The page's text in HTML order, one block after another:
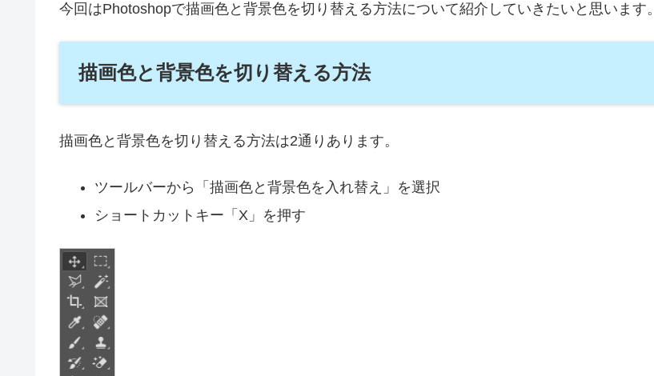
今回はPhotoshopで描画色と背景色を切り替える方法について紹介していきたいと思います。
描画色と背景色を切り替える方法
描画色と背景色を切り替える方法は2通りあります。
ツールバーから「描画色と背景色を入れ替え」を選択
ショートカットキー「X」を押す